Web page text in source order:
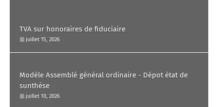
TVA sur honoraires de fiduciaire
juillet 15, 2026
Modèle Assemblé général ordinaire - Dépot état de
sunthése
juillet 10, 2026